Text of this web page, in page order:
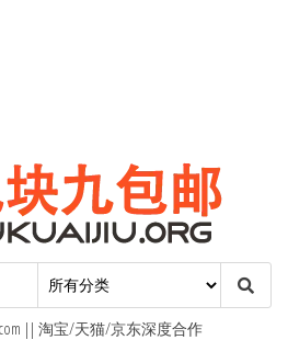
9包邮,9.9元包邮,九
九官网
|| 淘宝/天猫/京东深度合作